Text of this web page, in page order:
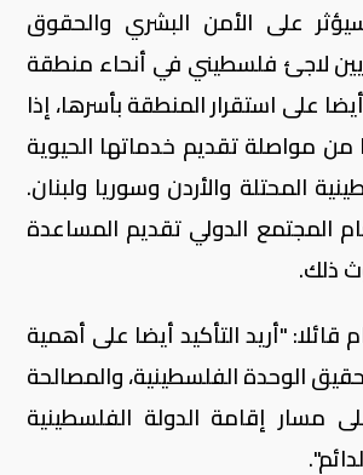
على الأمن البشري والحقوق
لـ 5 ملايين لاجئ فلسطيني في أنحاء منطقة
على استقرار المنطقة بأسرها، إذا
من مواصلة تقديم خدماتها الحيوية
المحتلة والأردن وسوريا ولبنان.
المجتمع الدولي تقديم المساعدة
ذلك.
قائلا: "أريد التأكيد أيضا على أهمية
الوحدة الفلسطينية، والمصالحة
مسار إقامة الدولة الفلسطينية